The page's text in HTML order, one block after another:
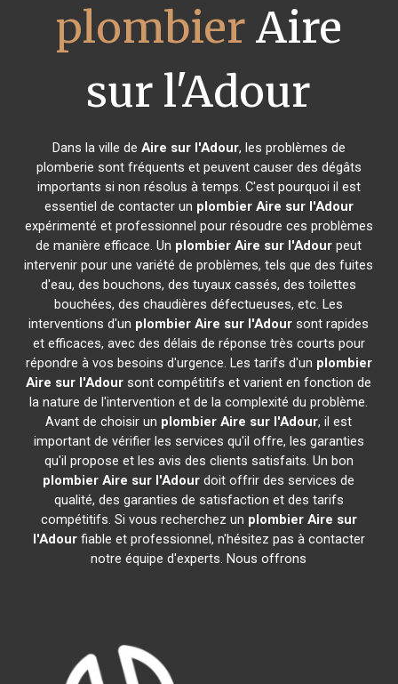
plombier Aire
sur l'Adour
Dans la ville de Aire sur l'Adour, les problèmes de
plomberie sont fréquents et peuvent causer des dégâts
importants si non résolus à temps. C'est pourquoi il est
essentiel de contacter un plombier Aire sur l'Adour
expérimenté et professionnel pour résoudre ces problèmes
de manière efficace. Un plombier Aire sur l'Adour peut
intervenir pour une variété de problèmes, tels que des fuites
d'eau, des bouchons, des tuyaux cassés, des toilettes
bouchées, des chaudières défectueuses, etc. Les
interventions d'un plombier Aire sur l'Adour sont rapides
et efficaces, avec des délais de réponse très courts pour
répondre à vos besoins d'urgence. Les tarifs d'un plombier
Aire sur l'Adour sont compétitifs et varient en fonction de
la nature de l'intervention et de la complexité du problème.
Avant de choisir un plombier Aire sur l'Adour, il est
important de vérifier les services qu'il offre, les garanties
qu'il propose et les avis des clients satisfaits. Un bon
plombier Aire sur l'Adour doit offrir des services de
qualité, des garanties de satisfaction et des tarifs
compétitifs. Si vous recherchez un plombier Aire sur
l'Adourfiable et professionnel, n'hésitez pas à contacter
notre équipe d'experts. Nous offrons